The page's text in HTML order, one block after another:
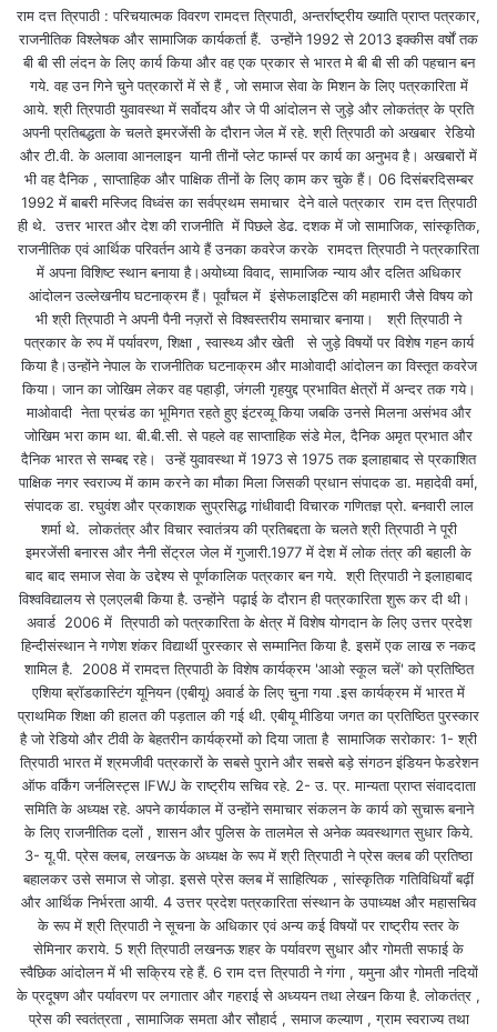
राम दत्त त्रिपाठी : परिचयात्मक विवरण रामदत्त त्रिपाठी, अन्तर्राष्ट्रीय ख्याति प्राप्त पत्रकार,
राजनीतिक विश्लेषक और सामाजिक कार्यकर्ता हैं. उन्होंने 1992 से 2013 इक्कीस वर्षों तक
बी बी सी लंदन के लिए कार्य किया और वह एक प्रकार से भारत मे बी बी सी की पहचान बन
गये. वह उन गिने चुने पत्रकारों में से हैं , जो समाज सेवा के मिशन के लिए पत्रकारिता में
आये. श्री त्रिपाठी युवावस्था में सर्वोदय और जे पी आंदोलन से जुड़े और लोकतंत्र के प्रति
अपनी प्रतिबद्धता के चलते इमरजेंसी के दौरान जेल में रहे. श्री त्रिपाठी को अखबार रेडियो
और टी.वी. के अलावा आनलाइन यानी तीनों प्लेट फार्म्स पर कार्य का अनुभव है। अखबारों में
भी वह दैनिक , साप्ताहिक और पाक्षिक तीनों के लिए काम कर चुके हैं। 06 दिसंबरदिसम्बर
1992 में बाबरी मस्जिद विध्वंस का सर्वप्रथम समाचार देने वाले पत्रकार राम दत्त त्रिपाठी
ही थे. उत्तर भारत और देश की राजनीति में पिछले डेढ. दशक में जो सामाजिक, सांस्कृतिक,
राजनीतिक एवं आर्थिक परिवर्तन आये हैं उनका कवरेज करके रामदत्त त्रिपाठी ने पत्रकारिता
में अपना विशिष्ट स्थान बनाया है।अयोध्या विवाद, सामाजिक न्याय और दलित अधिकार
आंदोलन उल्लेखनीय घटनाक्रम हैं। पूर्वांचल में इंसेफलाइटिस की महामारी जैसे विषय को
भी श्री त्रिपाठी ने अपनी पैनी नज़रों से विश्वस्तरीय समाचार बनाया। श्री त्रिपाठी ने
पत्रकार के रुप में पर्यावरण, शिक्षा , स्वास्थ्य और खेती से जुड़े विषयों पर विशेष गहन कार्य
किया है।उन्होंने नेपाल के राजनीतिक घटनाक्रम और माओवादी आंदोलन का विस्तृत कवरेज
किया। जान का जोखिम लेकर वह पहाड़ी, जंगली गृहयुद्द प्रभावित क्षेत्रों में अन्दर तक गये।
माओवादी नेता प्रचंड का भूमिगत रहते हुए इंटरव्यू किया जबकि उनसे मिलना असंभव और
जोखिम भरा काम था. बी.बी.सी. से पहले वह साप्ताहिक संडे मेल, दैनिक अमृत प्रभात और
दैनिक भारत से सम्बद्द रहे। उन्हें युवावस्था में 1973 से 1975 तक इलाहाबाद से प्रकाशित
पाक्षिक नगर स्वराज्य में काम करने का मौका मिला जिसकी प्रधान संपादक डा. महादेवी वर्मा,
संपादक डा. रघुवंश और प्रकाशक सुप्रसिद्ध गांधीवादी विचारक गणितज्ञ प्रो. बनवारी लाल
शर्मा थे. लोकतंत्र और विचार स्वातंत्र्य की प्रतिबद्दता के चलते श्री त्रिपाठी ने पूरी
इमरजेंसी बनारस और नैनी सेंट्रल जेल में गुजारी.1977 में देश में लोक तंत्र की बहाली के
बाद बाद समाज सेवा के उद्देश्य से पूर्णकालिक पत्रकार बन गये. श्री त्रिपाठी ने इलाहाबाद
विश्वविद्यालय से एलएलबी किया है. उन्होंने पढ़ाई के दौरान ही पत्रकारिता शुरू कर दी थी।
अवार्ड 2006 में त्रिपाठी को पत्रकारिता के क्षेत्र में विशेष योगदान के लिए उत्तर प्रदेश
हिन्दीसंस्थान ने गणेश शंकर विद्यार्थी पुरस्कार से सम्मानित किया है. इसमें एक लाख रु नकद
शामिल है. 2008 में रामदत्त त्रिपाठी के विशेष कार्यक्रम 'आओ स्कूल चलें' को प्रतिष्ठित
एशिया ब्रॉडकास्टिंग यूनियन (एबीयू) अवार्ड के लिए चुना गया .इस कार्यक्रम में भारत में
प्राथमिक शिक्षा की हालत की पड़ताल की गई थी. एबीयू मीडिया जगत का प्रतिष्ठित पुरस्कार
है जो रेडियो और टीवी के बेहतरीन कार्यक्रमों को दिया जाता है सामाजिक सरोकार: 1- श्री
त्रिपाठी भारत में श्रमजीवी पत्रकारों के सबसे पुराने और सबसे बड़े संगठन इंडियन फेडरेशन
ऑफ वर्किंग जर्नलिस्ट्स IFWJ के राष्ट्रीय सचिव रहे. 2- उ. प्र. मान्यता प्राप्त संवाददाता
समिति के अध्यक्ष रहे. अपने कार्यकाल में उन्होंने समाचार संकलन के कार्य को सुचारू बनाने
के लिए राजनीतिक दलों , शासन और पुलिस के तालमेल से अनेक व्यवस्थागत सुधार किये.
3- यू.पी. प्रेस क्लब, लखनऊ के अध्यक्ष के रूप में श्री त्रिपाठी ने प्रेस क्लब की प्रतिष्ठा
बहालकर उसे समाज से जोड़ा. इससे प्रेस क्लब में साहित्यिक , सांस्कृतिक गतिविधियाँ बढ़ीं
और आर्थिक निर्भरता आयी. 4 उत्तर प्रदेश पत्रकारिता संस्थान के उपाध्यक्ष और महासचिव
के रूप में श्री त्रिपाठी ने सूचना के अधिकार एवं अन्य कई विषयों पर राष्ट्रीय स्तर के
सेमिनार कराये. 5 श्री त्रिपाठी लखनऊ शहर के पर्यावरण सुधार और गोमती सफाई के
स्वैछिक आंदोलन में भी सक्रिय रहे हैं. 6 राम दत्त त्रिपाठी ने गंगा , यमुना और गोमती नदियों
के प्रदूषण और पर्यावरण पर लगातार और गहराई से अध्ययन तथा लेखन किया है. लोकतंत्र ,
प्रेस की स्वतंत्रता , सामाजिक समता और सौहार्द , समाज कल्याण , ग्राम स्वराज्य तथा